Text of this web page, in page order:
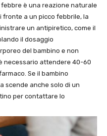
è una reazione naturale
fronte a un picco febbrile, la
un antipiretico, come il
il dosaggio
del bambino e non
necessario attendere 40-60
Se il bambino
scende anche solo di un
per contattare lo